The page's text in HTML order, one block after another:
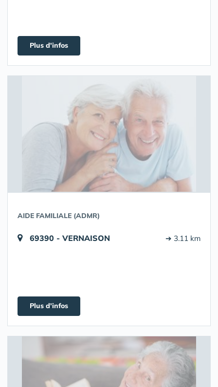
Plus d'infos
AIDE FAMILIALE (ADMR)
69390 - VERNAISON ➔ 3.11 km
Plus d'infos